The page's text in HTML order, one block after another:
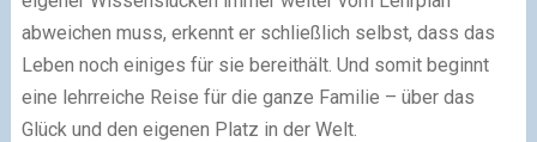
abweichen muss, erkennt er schließlich selbst, dass das
Leben noch einiges für sie bereithält. Und somit beginnt
eine lehrreiche Reise für die ganze Familie – über das
Glück und den eigenen Platz in der Welt.